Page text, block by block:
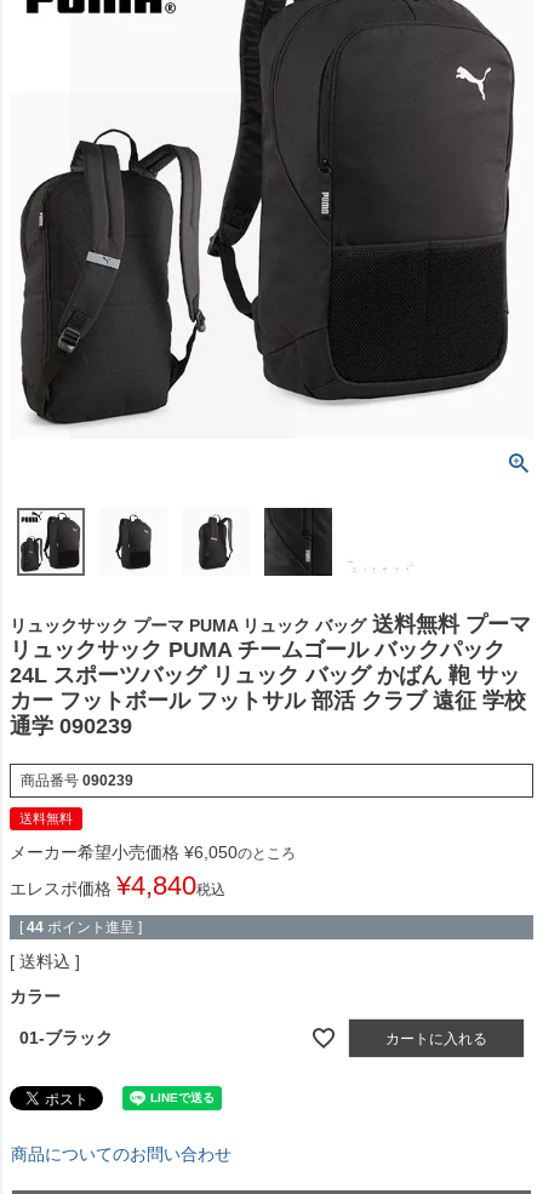
リュックサック プーマ PUMA リュック バッグ 送料無料 プーマ
リュックサック PUMA チームゴール バックパック
24L スポーツバッグ リュック バッグ かばん 鞄 サッ
カー フットボール フットサル 部活 クラブ 遠征 学校
通学 090239
商品番号 090239
送料無料
メーカー希望小売価格 ¥6,050のところ
エレスポ価格 ¥4,840税込
[ 44 ポイント進呈 ]
送料込
カラー
01-ブラック カートに入れる
商品についてのお問い合わせ